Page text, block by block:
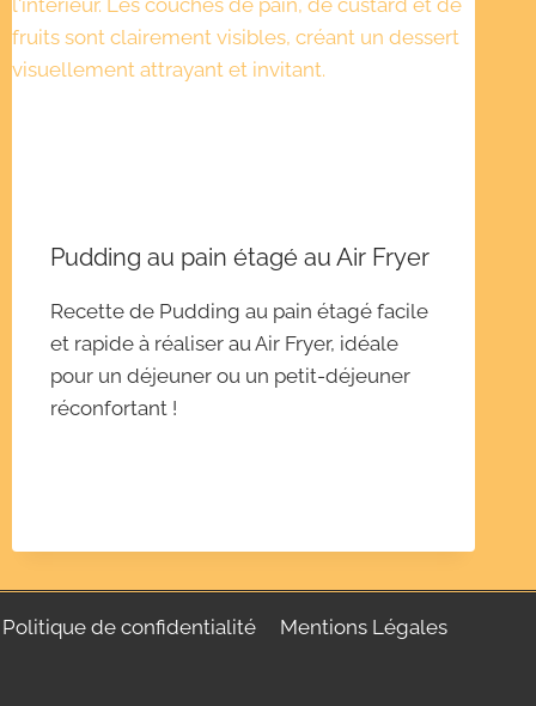
Pudding au pain étagé au Air Fryer
Recette de Pudding au pain étagé facile
et rapide à réaliser au Air Fryer, idéale
pour un déjeuner ou un petit-déjeuner
réconfortant !
Politique de confidentialité Mentions Légales